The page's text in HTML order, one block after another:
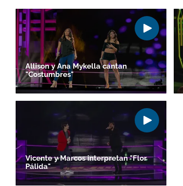
Allison y Ana Mykella cantan
"Costumbres"
Vicente y Marcos interpretan "Flor
Pálida"